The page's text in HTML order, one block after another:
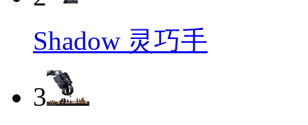
Shadow 灵巧手
3